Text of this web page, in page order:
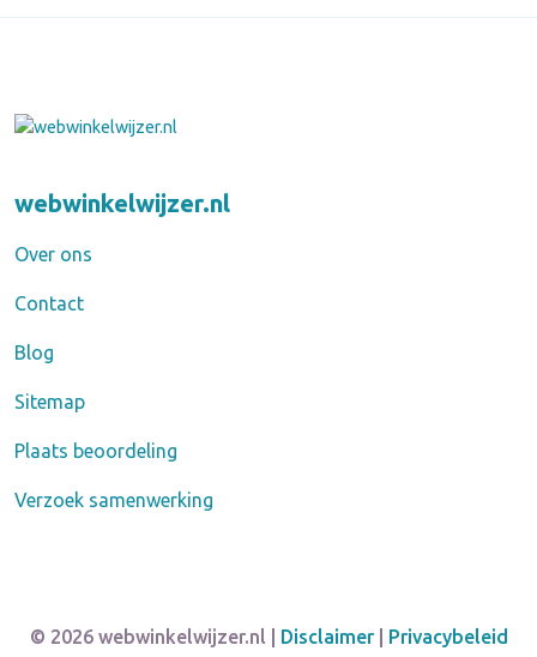
webwinkelwijzer.nl
Over ons
Contact
Blog
Sitemap
Plaats beoordeling
Verzoek samenwerking
© 2026 webwinkelwijzer.nl | Disclaimer| Privacybeleid